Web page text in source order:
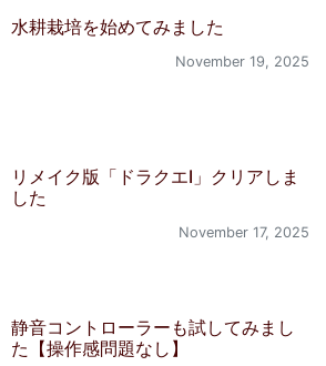
水耕栽培を始めてみました
November 19, 2025
リメイク版「ドラクエI」クリアしま
した
November 17, 2025
静音コントローラーも試してみまし
た【操作感問題なし】